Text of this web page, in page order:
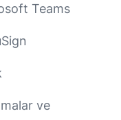
Teams
ve